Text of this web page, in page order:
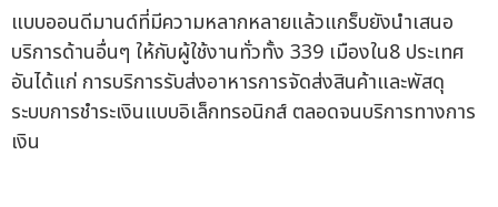
แบบออนดีมานด์ที่มีความหลากหลายแล้วแกร็บยังนำเสนอ
บริการด้านอื่นๆ ให้กับผู้ใช้งานทั่วทั้ง 339 เมืองใน8 ประเทศ
อันได้แก่ การบริการรับส่งอาหารการจัดส่งสินค้าและพัสดุ
ระบบการชำระเงินแบบอิเล็กทรอนิกส์ ตลอดจนบริการทางการ
เงิน